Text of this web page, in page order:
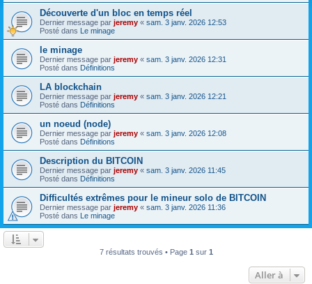
Découverte d'un bloc en temps réel
Dernier message par jeremy « sam. 3 janv. 2026 12:53
Posté dans Le minage
le minage
Dernier message par jeremy « sam. 3 janv. 2026 12:31
Posté dans Définitions
LA blockchain
Dernier message par jeremy « sam. 3 janv. 2026 12:21
Posté dans Définitions
un noeud (node)
Dernier message par jeremy « sam. 3 janv. 2026 12:08
Posté dans Définitions
Description du BITCOIN
Dernier message par jeremy « sam. 3 janv. 2026 11:45
Posté dans Définitions
Difficultés extrêmes pour le mineur solo de BITCOIN
Dernier message par jeremy « sam. 3 janv. 2026 11:36
Posté dans Le minage
7 résultats trouvés • Page 1 sur 1
Aller à